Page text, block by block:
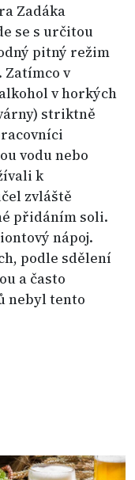
Zadáka
se s určitou
pitný režim
Zatímco v
v horkých
striktně
vodu nebo
k
zvláště
přidáním soli.
nápoj.
podle sdělení
a často
nebyl tento